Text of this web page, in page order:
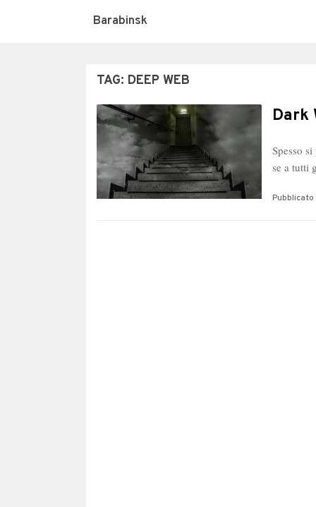
Barabinsk
TAG: DEEP WEB
Dark
Spesso
se a tutti